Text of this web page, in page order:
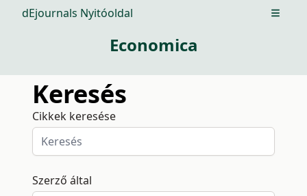
dEjournals Nyitóoldal Open
Economica
Keresés
Cikkek keresése
Szerző által